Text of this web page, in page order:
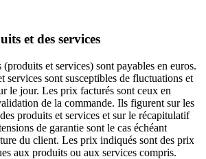
et des services
(produits et services) sont payables en euros.
services sont susceptibles de fluctuations et
le jour. Les prix facturés sont ceux en
de la commande. Ils figurent sur les
produits et services et sur le récapitulatif
de garantie sont le cas échéant
du client. Les prix indiqués sont des prix
aux produits ou aux services compris.